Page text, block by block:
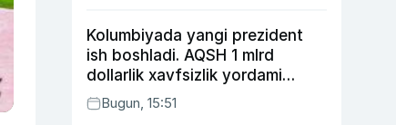
Kolumbiyada yangi prezident
ish boshladi. AQSH 1 mlrd
dollarlik xavfsizlik yordami
bermoqchi
Bugun, 15:51